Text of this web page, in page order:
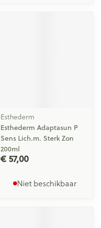
Esthederm
Esthederm Adaptasun P
Sens Lich.m. Sterk Zon
200ml
€ 57,00
Niet beschikbaar